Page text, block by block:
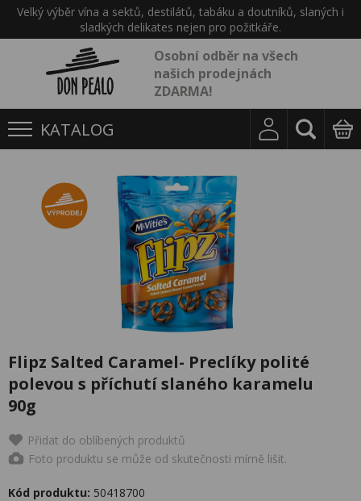
Velký výběr vína a sektů, destilátů, tabáku a doutníků, slaných i
sladkých delikates nejen pro požitkáře.
Osobní odběr na všech
našich prodejnách
ZDARMA!
KATALOG
Flipz Salted Caramel- Preclíky polité
polevou s příchutí slaného karamelu
90g
Přidat do oblíbených produktů
Foto produktu se může od skutečnosti mírně lišit.
Kód produktu: 50418700